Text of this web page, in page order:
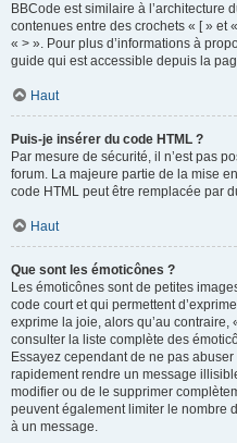
BBCode est similaire à l’architecture
contenues entre des crochets « [ » et
« > ». Pour plus d’informations à
guide qui est accessible depuis la
Haut
Puis-je insérer du code HTML ?
Par mesure de sécurité, il n’est pas
forum. La majeure partie de la mise
code HTML peut être remplacée par
Haut
Que sont les émoticônes ?
Les émoticônes sont de petites
code court et qui permettent
exprime la joie, alors qu’au contraire,
consulter la liste complète des
Essayez cependant de ne pas
rapidement rendre un message
modifier ou de le supprimer
peuvent également limiter le nombre
à un message.